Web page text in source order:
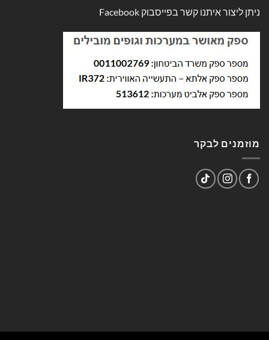
ניתן ליצור איתנו קשר בפייסבוק Facebook
מוזמנים לבקר